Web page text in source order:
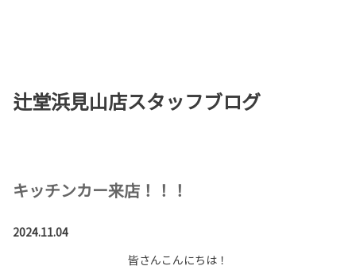
中古車を探す
新車購入ガイド
地域応援活動
辻堂浜見山店スタッフブログ
キッチンカー来店！！！
2024.11.04
皆さんこんにちは！